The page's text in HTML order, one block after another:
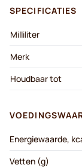
SPECIFICATIES
Milliliter
Merk
Houdbaar tot
Energiewaarde,
Vetten (g)